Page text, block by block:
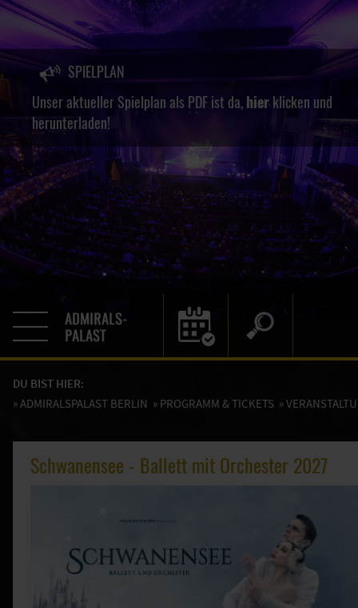
SPIELPLAN
Unser aktueller Spielplan als PDF ist da,hierklicken und
herunterladen!
DU BIST HIER:
»ADMIRALSPALAST BERLIN » PROGRAMM & TICKETS »
Schwanensee - Ballett mit Orchester 2027